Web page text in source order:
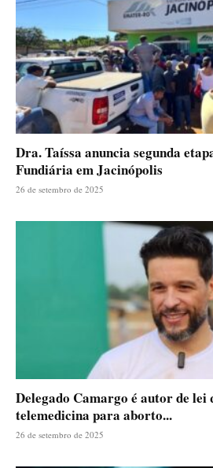
Dra. Taíssa anuncia segunda
Fundiária em Jacinópolis
26 de setembro de 2025
Delegado Camargo é autor de lei
telemedicina para aborto...
26 de setembro de 2025